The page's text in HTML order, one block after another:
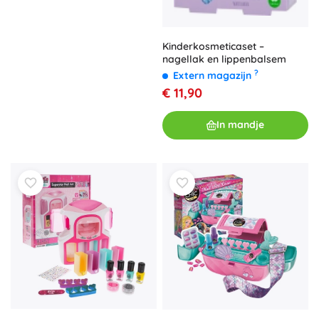
Kinderkosmeticaset –
nagellak en lippenbalsem
Extern magazijn ?
€ 11,90
In mandje